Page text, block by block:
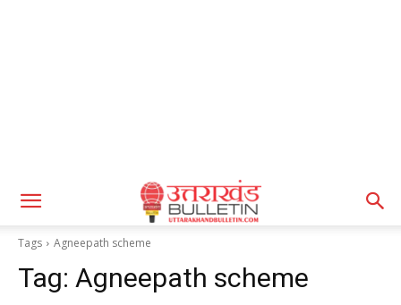
Tags Agneepath scheme
Tag: Agneepath scheme